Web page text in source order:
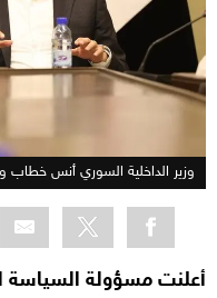
وزير الداخلية السوري أنس خطاب
أعلنت مسؤولة السياسة